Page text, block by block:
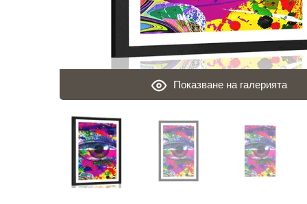
Показване на галерията